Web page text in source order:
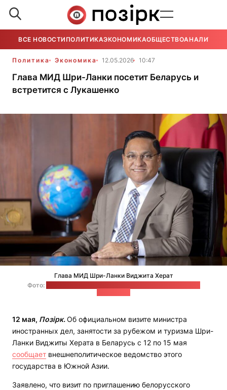
ВСЕ НОВОСТИ ПОЛИТИКАЭКОНОМИКАОБЩЕСТВОАНАЛИТИКА
Политика Экономика 12.05.2026 10:47
Глава МИД Шри-Ланки посетит Беларусь и
встретится с Лукашенко
Глава МИД Шри-Ланки Виджита Херат
Фото:
12 мая, Позірк.Об официальном визите министра
иностранных дел, занятости за рубежом и туризма Шри-
Ланки Виджиты Херата в Беларусь с 12 по 15 мая
сообщает внешнеполитическое ведомство этого
государства в Южной Азии.
Заявлено, что визит по приглашению белорусского